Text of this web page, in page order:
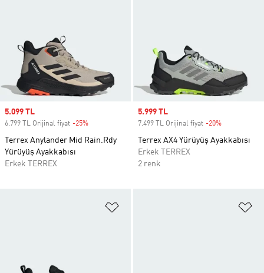
Sale price
5.099 TL
6.799 TL Orijinal fiyat -25%
Terrex Anylander Mid Rain.Rdy
Yürüyüş Ayakkabısı
Erkek TERREX
Sale price
5.999 TL
7.499 TL Orijinal fiyat -20%
Terrex AX4 Yürüyüş Ayakkabısı
Erkek TERREX
2 renk